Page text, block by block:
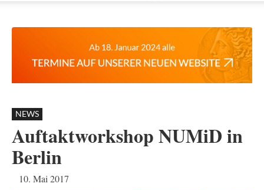
NEWS
Auftaktworkshop NUMiD in
Berlin
10. Mai 2017